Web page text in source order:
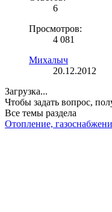
6
Просмотров:
4 081
Михалыч
20.12.2012
Загрузка...
Чтобы задать вопрос,
Все темы раздела
Отопление,